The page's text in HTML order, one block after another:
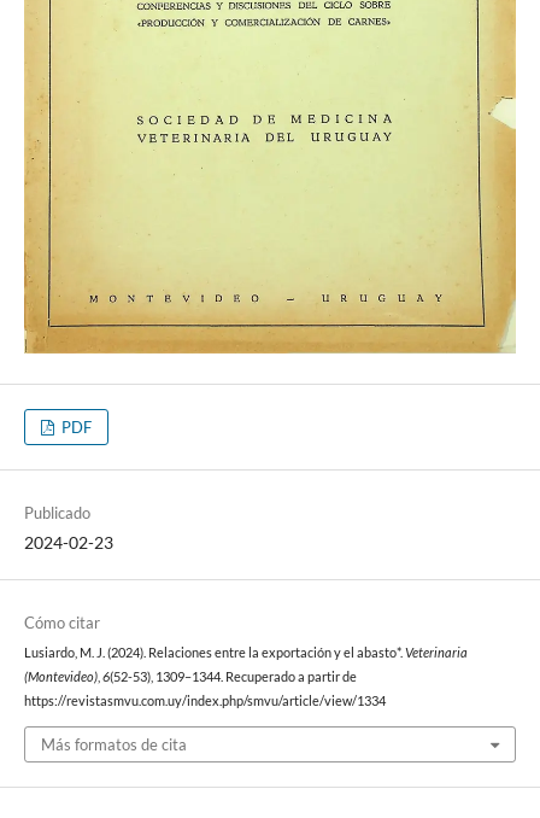
PDF
Publicado
2024-02-23
Cómo citar
Lusiardo, M. J. (2024). Relaciones entre la exportación y el abasto*. Veterinaria
(Montevideo), 6(52-53), 1309–1344. Recuperado a partir de
https://revistasmvu.com.uy/index.php/smvu/article/view/1334
Más formatos de cita